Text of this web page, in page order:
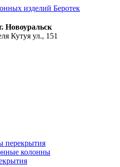
Новоуральск
Кутуя ул., 151
перекрытия
колонны